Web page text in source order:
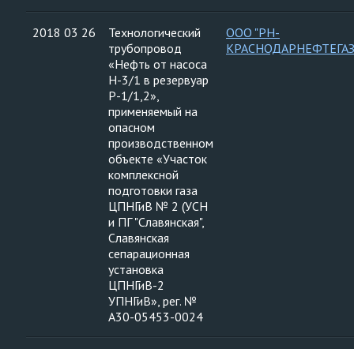
2018 03 26
Технологический
трубопровод
«Нефть от насоса
Н-3/1 в резервуар
Р-1/1,2»,
применяемый на
опасном
производственном
объекте «Участок
комплексной
подготовки газа
ЦПНГиВ № 2 (УСН
и ПГ "Славянская",
Славянская
сепарационная
установка
ЦПНГиВ-2
УПНГиВ», рег. №
А30-05453-0024
ООО "РН-